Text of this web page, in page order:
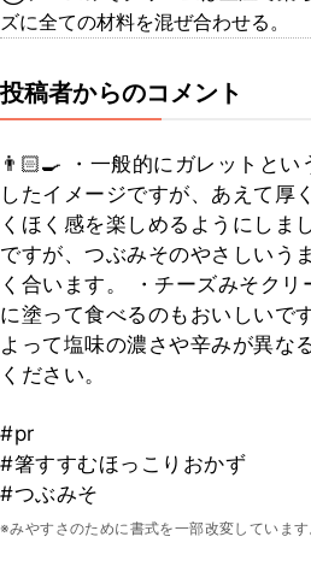
ズに全ての材料を混ぜ合わせる。
投稿者からのコメント
👨🏻‍🍳 ・一般的にガレットと
したイメージですが、あえて厚
くほく感を楽しめるようにしま
ですが、つぶみそのやさしいう
く合います。 ・チーズみそクリ
に塗って食べるのもおいしいで
よって塩味の濃さや辛みが異な
ください。
#pr
#箸すすむほっこりおかず
#つぶみそ
※みやすさのために書式を一部改変しています